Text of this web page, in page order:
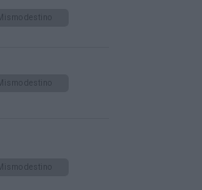
Mismo destino
Mismo destino
Mismo destino